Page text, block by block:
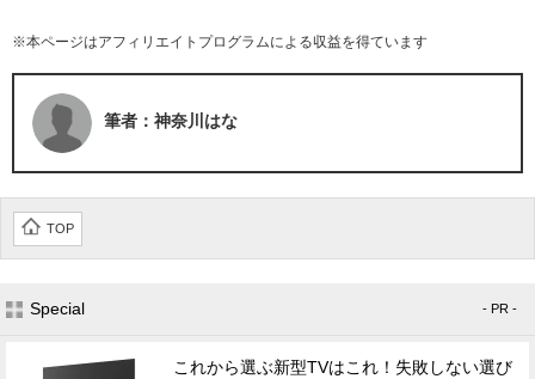
※本ページはアフィリエイトプログラムによる収益を得ています
筆者：神奈川はな
TOP
Special - PR -
これから選ぶ新型TVはこれ！失敗しない選び